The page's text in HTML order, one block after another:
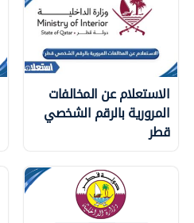
الاستعلام عن المخالفات
المرورية بالرقم الشخصي
قطر